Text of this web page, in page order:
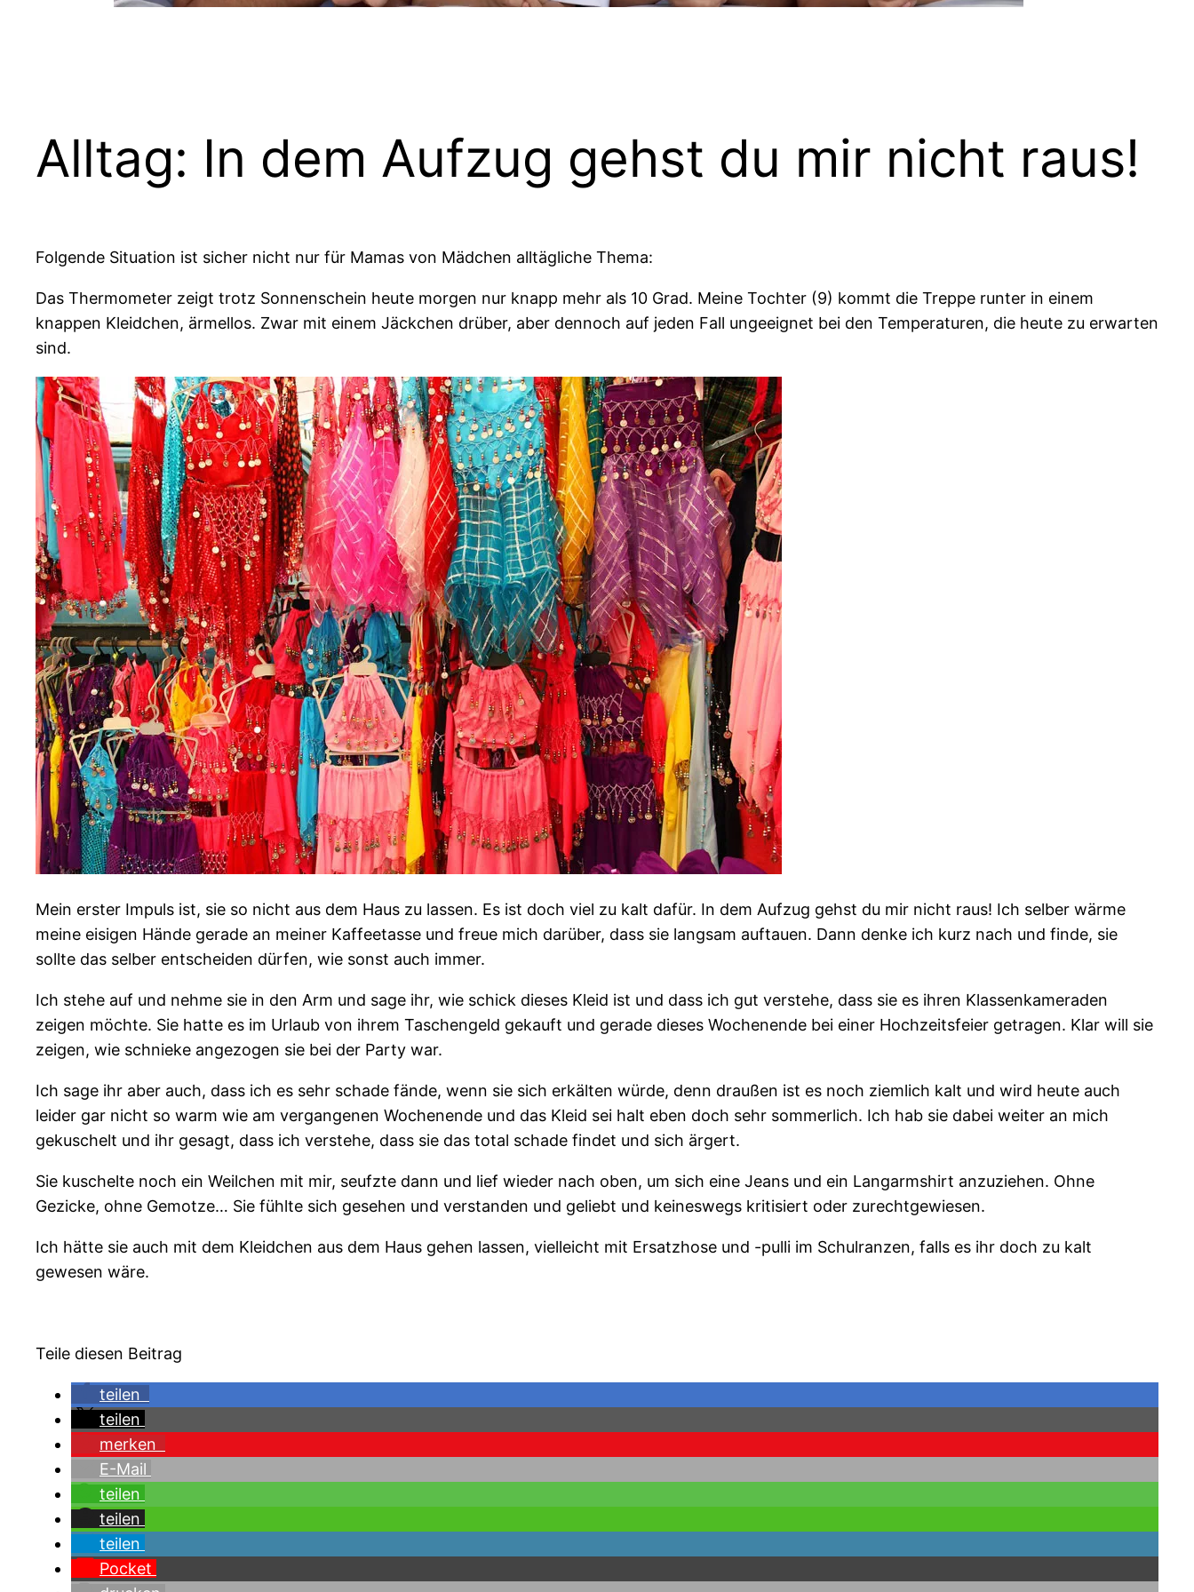
Alltag: In dem Aufzug gehst du mir nicht raus!
Folgende Situation ist sicher nicht nur für Mamas von Mädchen alltägliche Thema:
Das Thermometer zeigt trotz Sonnenschein heute morgen nur knapp mehr als 10 Grad. Meine Tochter (9) kommt die Treppe runter in einem
knappen Kleidchen, ärmellos. Zwar mit einem Jäckchen drüber, aber dennoch auf jeden Fall ungeeignet bei den Temperaturen, die heute zu erwarten
sind.
Mein erster Impuls ist, sie so nicht aus dem Haus zu lassen. Es ist doch viel zu kalt dafür. In dem Aufzug gehst du mir nicht raus! Ich selber wärme
meine eisigen Hände gerade an meiner Kaffeetasse und freue mich darüber, dass sie langsam auftauen. Dann denke ich kurz nach und finde, sie
sollte das selber entscheiden dürfen, wie sonst auch immer.
Ich stehe auf und nehme sie in den Arm und sage ihr, wie schick dieses Kleid ist und dass ich gut verstehe, dass sie es ihren Klassenkameraden
zeigen möchte. Sie hatte es im Urlaub von ihrem Taschengeld gekauft und gerade dieses Wochenende bei einer Hochzeitsfeier getragen. Klar will sie
zeigen, wie schnieke angezogen sie bei der Party war.
Ich sage ihr aber auch, dass ich es sehr schade fände, wenn sie sich erkälten würde, denn draußen ist es noch ziemlich kalt und wird heute auch
leider gar nicht so warm wie am vergangenen Wochenende und das Kleid sei halt eben doch sehr sommerlich. Ich hab sie dabei weiter an mich
gekuschelt und ihr gesagt, dass ich verstehe, dass sie das total schade findet und sich ärgert.
Sie kuschelte noch ein Weilchen mit mir, seufzte dann und lief wieder nach oben, um sich eine Jeans und ein Langarmshirt anzuziehen. Ohne
Gezicke, ohne Gemotze… Sie fühlte sich gesehen und verstanden und geliebt und keineswegs kritisiert oder zurechtgewiesen.
Ich hätte sie auch mit dem Kleidchen aus dem Haus gehen lassen, vielleicht mit Ersatzhose und -pulli im Schulranzen, falls es ihr doch zu kalt
gewesen wäre.
Teile diesen Beitrag
teilen
teilen
merken
E-Mail
teilen
teilen
teilen
Pocket